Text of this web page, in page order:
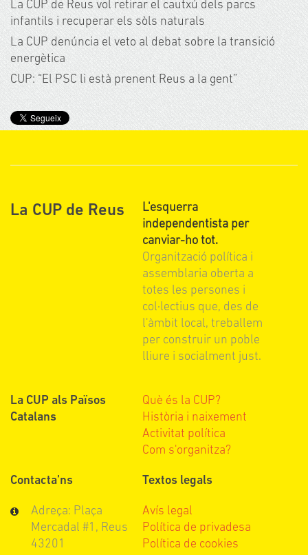
La CUP de Reus vol retirar el cautxú dels parcs
infantils i recuperar els sòls naturals
La CUP denúncia el veto al debat sobre la transició
energètica
CUP: “El PSC li està prenent Reus a la gent”
La CUP de Reus
L'esquerra
independentista per
canviar-ho tot.
Organització política i
assemblaria oberta a
totes les persones i
col·lectius que, des de
l'àmbit local, treballem
per construir un poble
lliure i socialment just.
La CUP als Països
Catalans
Què és la CUP?
Història i naixement
Activitat política
Com s'organitza?
Contacta’ns
Adreça: Plaça
Mercadal #1, Reus
43201
Textos legals
Avís legal
Política de privadesa
Política de cookies